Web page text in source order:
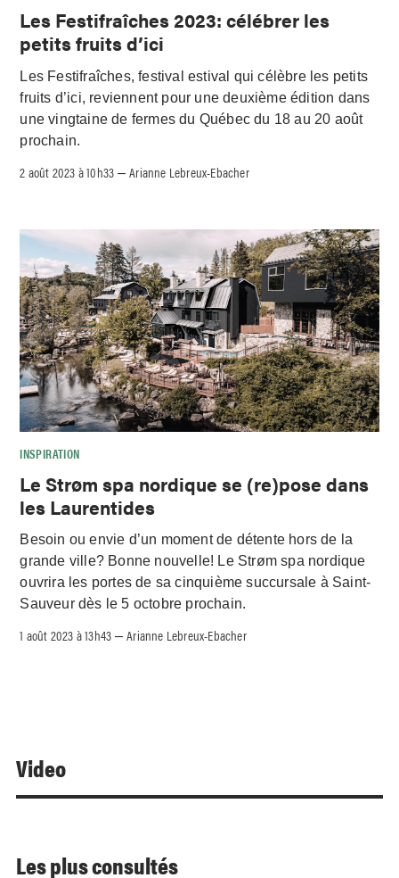
Les Festifraîches 2023: célébrer les
petits fruits d’ici
Les Festifraîches, festival estival qui célèbre les petits
fruits d’ici, reviennent pour une deuxième édition dans
une vingtaine de fermes du Québec du 18 au 20 août
prochain.
2 août 2023 à 10h33 –Arianne Lebreux-Ebacher
INSPIRATION
Le Strøm spa nordique se (re)pose dans
les Laurentides
Besoin ou envie d’un moment de détente hors de la
grande ville? Bonne nouvelle! Le Strøm spa nordique
ouvrira les portes de sa cinquième succursale à Saint-
Sauveur dès le 5 octobre prochain.
1 août 2023 à 13h43 –Arianne Lebreux-Ebacher
Video
Les plus consultés